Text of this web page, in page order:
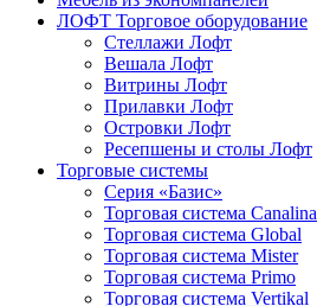
ЛОФТ Торговое оборудование
Стеллажи Лофт
Вешала Лофт
Витрины Лофт
Прилавки Лофт
Островки Лофт
Ресепшены и столы Лофт
Торговые системы
Серия «Базис»
Торговая система Canalina
Торговая система Global
Торговая система Mister
Торговая система Primo
Торговая система Vertikal